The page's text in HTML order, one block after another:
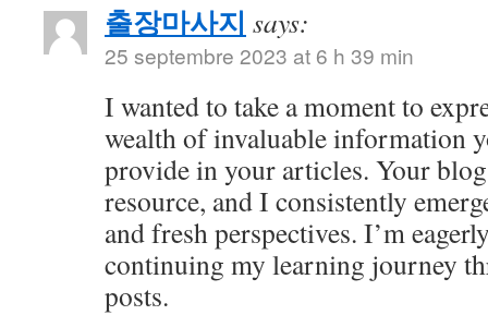
출장마사지 says:
25 septembre 2023 at 6 h 39 min
I wanted to take a moment to
wealth of invaluable information
provide in your articles. Your
resource, and I consistently
and fresh perspectives. I’m
continuing my learning journey
posts.